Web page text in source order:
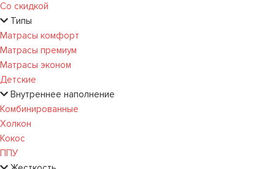
Со скидкой
Типы
Матрасы комфорт
Матрасы премиум
Матрасы эконом
Детские
Внутреннее наполнение
Комбинированные
Холкон
Кокос
ППУ